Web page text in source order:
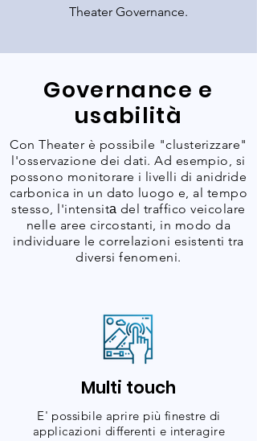
Theater Governance.
Governance e
usabilità
Con Theater è possibile "clusterizzare"
l'osservazione dei dati. Ad esempio, si
possono monitorare i livelli di anidride
carbonica in un dato luogo e, al tempo
stesso, l'intensitа del traffico veicolare
nelle aree circostanti, in modo da
individuare le correlazioni esistenti tra
diversi fenomeni.
Multi touch
E' possibile aprire più finestre di
applicazioni differenti e interagire